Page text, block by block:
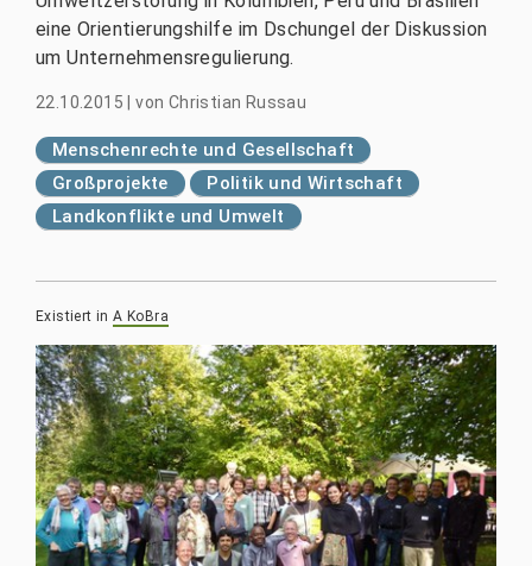
eine Orientierungshilfe im Dschungel der Diskussion
um Unternehmensregulierung.
22.10.2015 |von Christian Russau
Menschenrechte und Gesellschaft
Großprojekte
Politik und Wirtschaft
Landkonflikte und Umwelt
Existiert in A KoBra